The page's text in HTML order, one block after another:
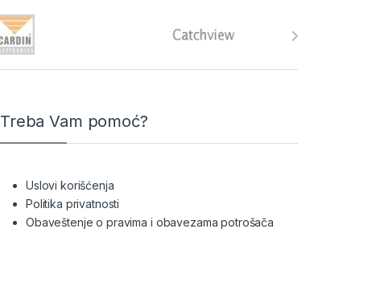
Treba Vam pomoć?
Uslovi korišćenja
Politika privatnosti
Obaveštenje o pravima i obavezama potrošača